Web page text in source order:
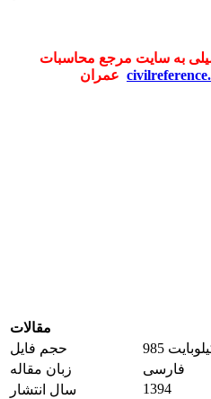
به سایت مرجع محاسبات
مقالات
حجم فایل
کیلوبایت
زبان مقاله
فارسی
سال انتشار
1394